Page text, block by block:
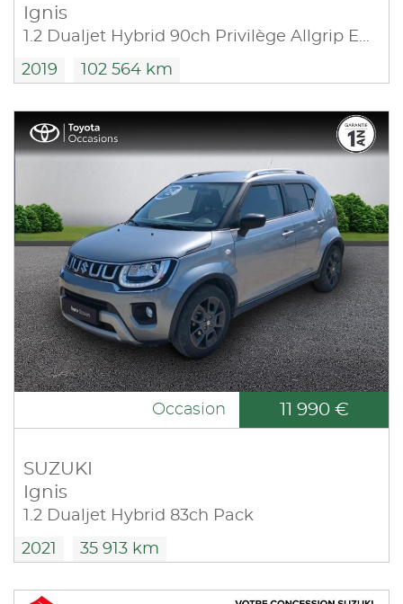
Ignis
1.2 Dualjet Hybrid 90ch Privilège Allgrip Euro6d-T
2019 102 564 km
Occasion 11 990 €
SUZUKI
Ignis
1.2 Dualjet Hybrid 83ch Pack
2021 35 913 km